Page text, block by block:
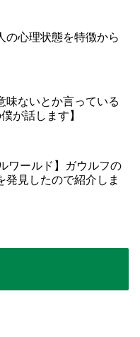
の心理状態を特徴から
味ないとか言っている
が話します】
ワールド】ガウルフの
発見したので紹介しま